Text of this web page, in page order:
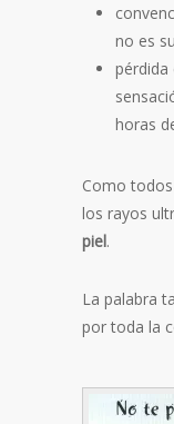
no es
pérdida
horas
Como
los rayos
piel.
La palabra
por toda la